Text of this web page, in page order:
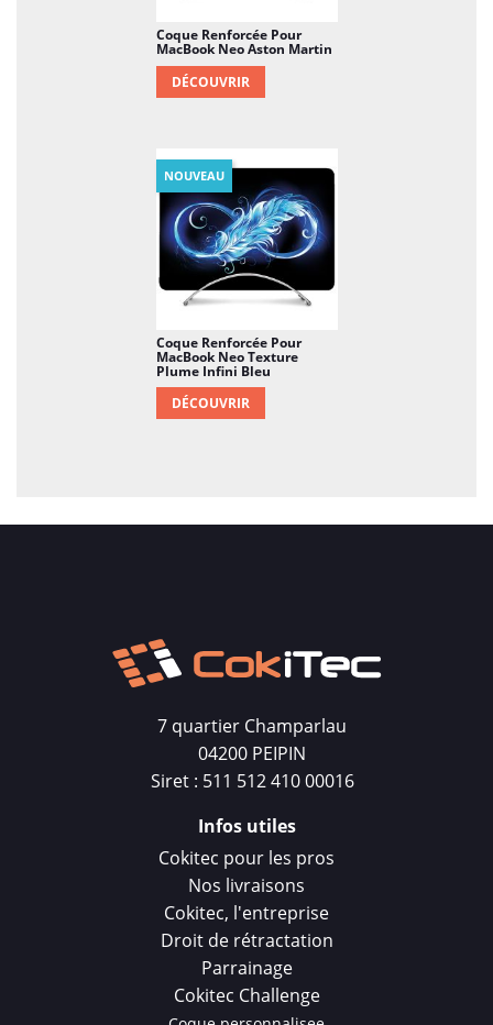
Coque Renforcée Pour
MacBook Neo Aston Martin
DÉCOUVRIR
Coque Renforcée Pour
MacBook Neo Texture
Plume Infini Bleu
DÉCOUVRIR
NOUVEAU
7 quartier Champarlau
04200 PEIPIN
Siret : 511 512 410 00016
Infos utiles
Cokitec pour les pros
Nos livraisons
Cokitec, l'entreprise
Droit de rétractation
Parrainage
Cokitec Challenge